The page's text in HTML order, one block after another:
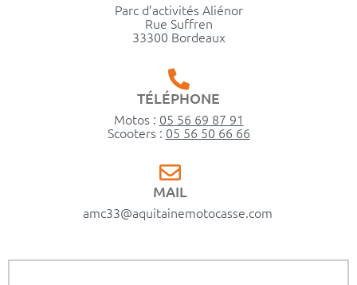
Parc d’activités Aliénor
Rue Suffren
33300 Bordeaux
TÉLÉPHONE
Motos : 05 56 69 87 91
Scooters : 05 56 50 66 66
MAIL
amc33@aquitainemotocasse.com